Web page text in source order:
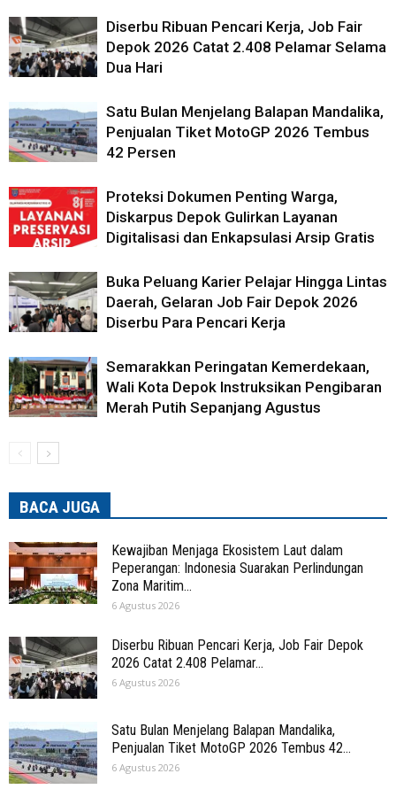
Diserbu Ribuan Pencari Kerja, Job Fair
Depok 2026 Catat 2.408 Pelamar Selama
Dua Hari
Satu Bulan Menjelang Balapan Mandalika,
Penjualan Tiket MotoGP 2026 Tembus
42 Persen
Proteksi Dokumen Penting Warga,
Diskarpus Depok Gulirkan Layanan
Digitalisasi dan Enkapsulasi Arsip Gratis
Buka Peluang Karier Pelajar Hingga Lintas
Daerah, Gelaran Job Fair Depok 2026
Diserbu Para Pencari Kerja
Semarakkan Peringatan Kemerdekaan,
Wali Kota Depok Instruksikan Pengibaran
Merah Putih Sepanjang Agustus
BACA JUGA
Kewajiban Menjaga Ekosistem Laut dalam
Peperangan: Indonesia Suarakan Perlindungan
Zona Maritim...
6 Agustus 2026
Diserbu Ribuan Pencari Kerja, Job Fair Depok
2026 Catat 2.408 Pelamar...
6 Agustus 2026
Satu Bulan Menjelang Balapan Mandalika,
Penjualan Tiket MotoGP 2026 Tembus 42...
6 Agustus 2026